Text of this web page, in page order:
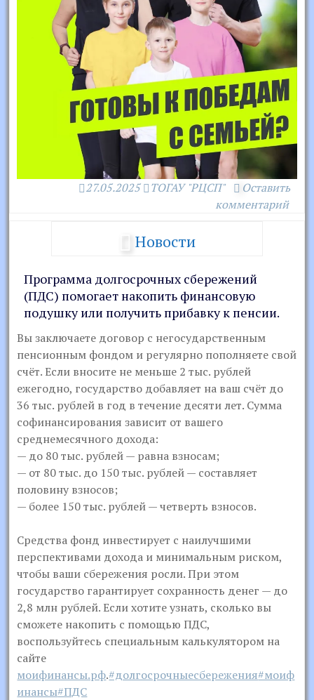
27.05.2025 ТОГАУ "РЦСП"
Оставить
комментарий
Новости
Программа долгосрочных сбережений
(ПДС) помогает накопить финансовую
подушку или получить прибавку к пенсии.
Вы заключаете договор с негосударственным
пенсионным фондом и регулярно пополняете свой
счёт. Если вносите не меньше 2 тыс. рублей
ежегодно, государство добавляет на ваш счёт до
36 тыс. рублей в год в течение десяти лет. Сумма
софинансирования зависит от вашего
среднемесячного дохода:
— до 80 тыс. рублей — равна взносам;
— от 80 тыс. до 150 тыс. рублей — составляет
половину взносов;
— более 150 тыс. рублей — четверть взносов.
Средства фонд инвестирует с наилучшими
перспективами дохода и минимальным риском,
чтобы ваши сбережения росли. При этом
государство гарантирует сохранность денег — до
2,8 млн рублей. Если хотите узнать, сколько вы
сможете накопить с помощью ПДС,
воспользуйтесь специальным калькулятором на
сайте
моифинансы.рф.#долгосрочныесбережения#моиф
инансы#ПДС